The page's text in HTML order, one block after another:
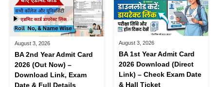
August 3, 2026
BA 2nd Year Admit Card
2026 (Out Now) –
Download Link, Exam
Date & Full Details
August 3, 2026
BA 1st Year Admit Card
2026 Download (Direct
Link) – Check Exam Date
& Hall Ticket